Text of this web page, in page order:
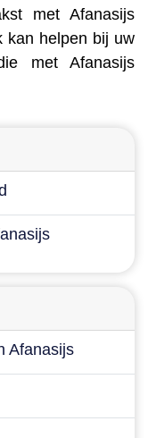
met Afanasijs
kan helpen bij uw
met Afanasijs
Afanasijs